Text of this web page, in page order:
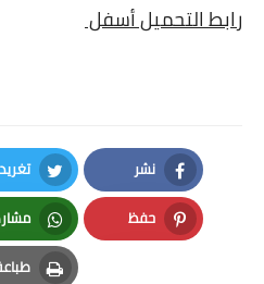
رابط التحميل أسفل
نشر
Facebook
تغريد
حفظ
Pinterest